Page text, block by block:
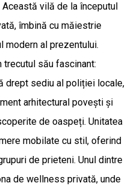
vilă de la începutul
îmbină cu măiestrie
al prezentului.
său fascinant:
drept sediu al poliției locale,
arhitectural povești și
de oaspeți. Unitatea
mobilate cu stil, oferind
de prieteni. Unul dintre
de wellness privată, unde